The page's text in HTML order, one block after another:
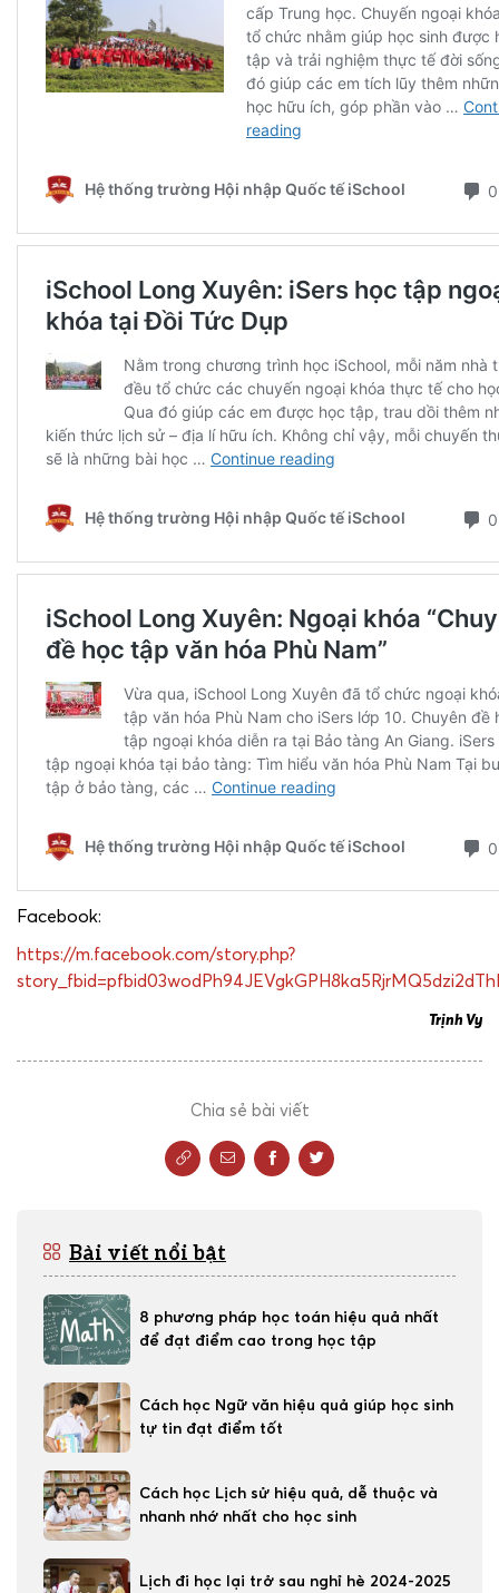
Facebook:
https://m.facebook.com/story.php?
Trịnh Vy
Chia sẻ bài viết
Bài viết nổi bật
8 phương pháp học toán hiệu quả nhất
để đạt điểm cao trong học tập
Cách học Ngữ văn hiệu quả giúp học sinh
tự tin đạt điểm tốt
Cách học Lịch sử hiệu quả, dễ thuộc và
nhanh nhớ nhất cho học sinh
Lịch đi học lại trở sau nghỉ hè 2024-2025